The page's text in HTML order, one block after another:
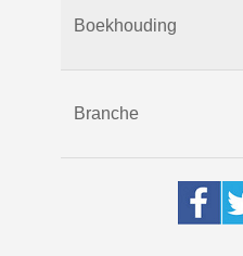
Boekhouding
Branche